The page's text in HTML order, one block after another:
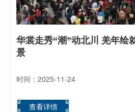
华裳走秀“潮”动北川 羌年绘
景
时间：2025-11-24
查看详情